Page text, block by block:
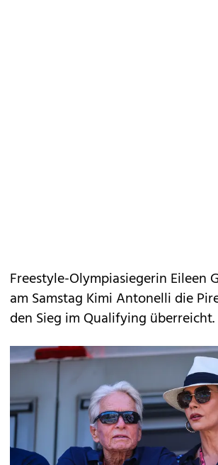
Freestyle-Olympiasiegerin Eileen
am Samstag Kimi Antonelli die
den Sieg im Qualifying überreicht.